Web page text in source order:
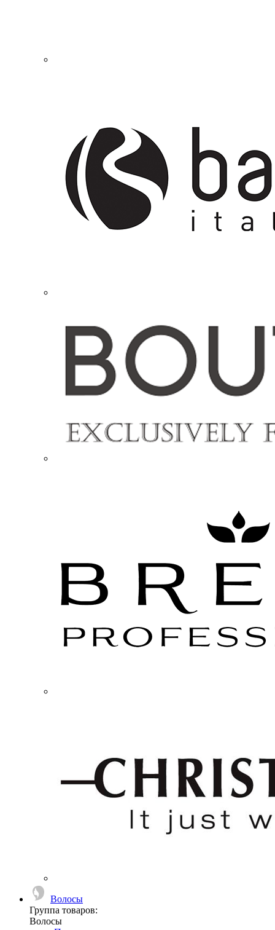
Волосы
Группа товаров:
Волосы